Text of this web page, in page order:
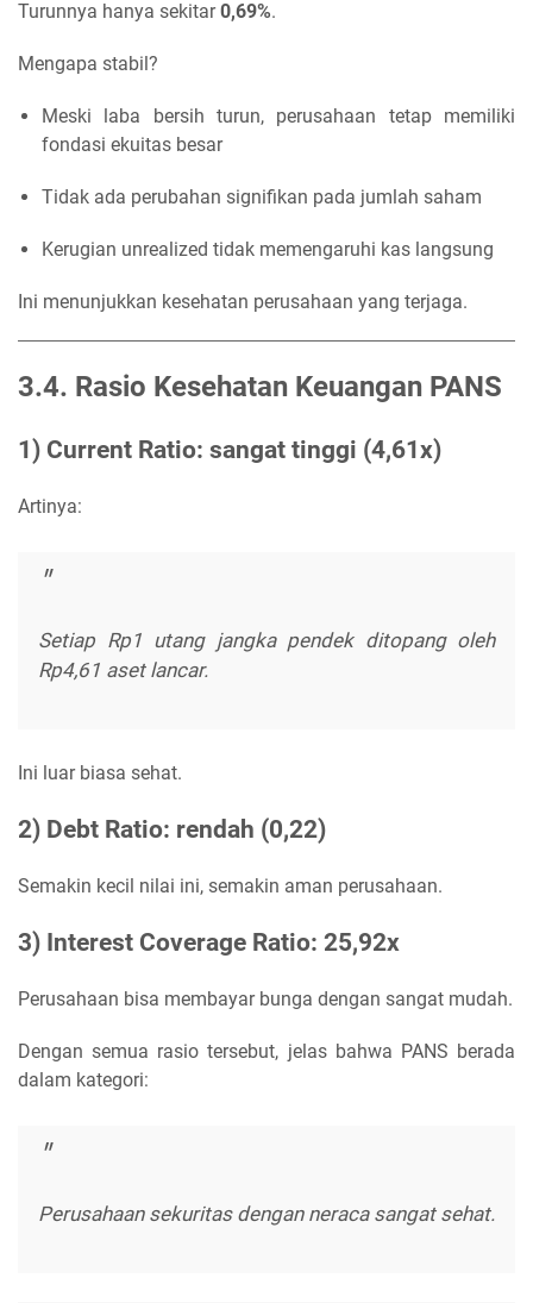
Turunnya hanya sekitar0,69%.
Mengapa stabil?
Meski laba bersih turun, perusahaan tetap memiliki
fondasi ekuitas besar
Tidak ada perubahan signifikan pada jumlah saham
Kerugian unrealized tidak memengaruhi kas langsung
Ini menunjukkan kesehatan perusahaan yang terjaga.
3.4. Rasio Kesehatan Keuangan PANS
1) Current Ratio: sangat tinggi (4,61x)
Artinya:
Setiap Rp1 utang jangka pendek ditopang oleh
Rp4,61 aset lancar.
Ini luar biasa sehat.
2) Debt Ratio: rendah (0,22)
Semakin kecil nilai ini, semakin aman perusahaan.
3) Interest Coverage Ratio: 25,92x
Perusahaan bisa membayar bunga dengan sangat mudah.
Dengan semua rasio tersebut, jelas bahwa PANS berada
dalam kategori:
Perusahaan sekuritas dengan neraca sangat sehat.